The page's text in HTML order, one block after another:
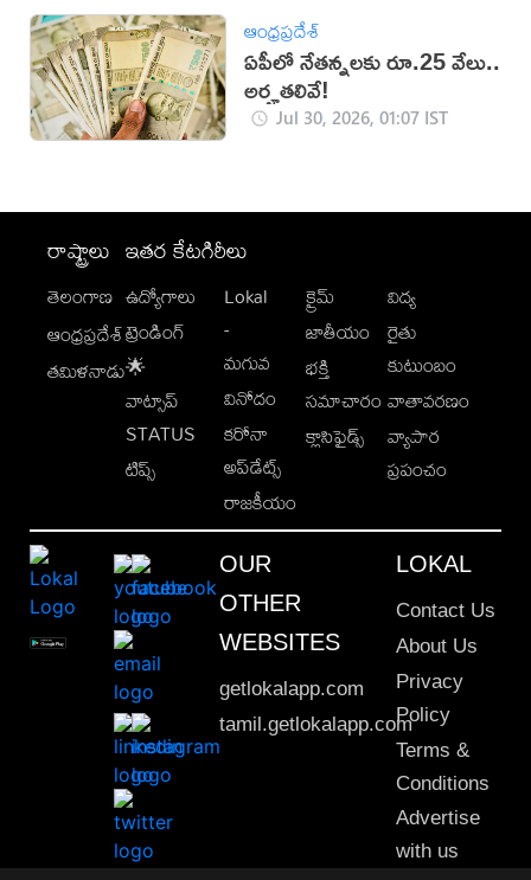
ఆంధ్రప్రదేశ్
ఏపీలో నేతన్నలకు రూ.25 వేలు..
అర్హతలివే!
Jul 30, 2026, 01:07 IST
రాష్ట్రాలు
తెలంగాణ
ఆంధ్రప్రదేశ్
తమిళనాడు
ఇతర కేటగిరీలు
ఉద్యోగాలు
ట్రెండింగ్
🌟
వాట్సాప్
STATUS
టిప్స్
Lokal
-
మగువ
వినోదం
కరోనా
అప్‌డేట్స్
రాజకీయం
క్రైమ్
జాతీయం
భక్తి
సమాచారం
క్లాసిఫైడ్స్
విద్య
రైతు
కుటుంబం
వాతావరణం
వ్యాపార
ప్రపంచం
OUR
OTHER
WEBSITES
getlokalapp.com
tamil.getlokalapp.com
LOKAL
Contact Us
About Us
Privacy
Policy
Terms &
Conditions
Advertise
with us